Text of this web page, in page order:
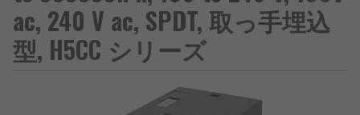
ac, 240 V ac, SPDT, 取っ手埋込
型, H5CC シリーズ